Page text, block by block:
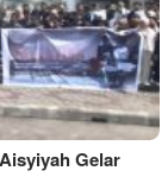
Gelar